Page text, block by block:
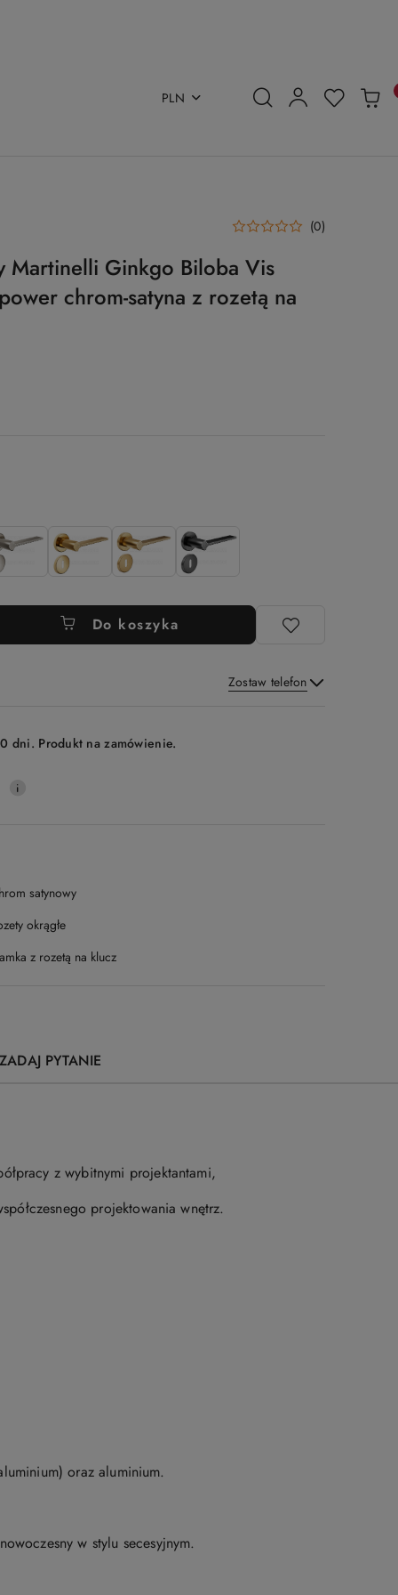
PLN
(0)
Martinelli Ginkgo Biloba Vis
chrom-satyna z rozetą na
Do koszyka
Zostaw telefon
dni. Produkt na zamówienie.
satynowy
okrągłe
z rozetą na klucz
ZADAJ PYTANIE
z wybitnymi projektantami,
projektowania wnętrz.
oraz aluminium.
w stylu secesyjnym.